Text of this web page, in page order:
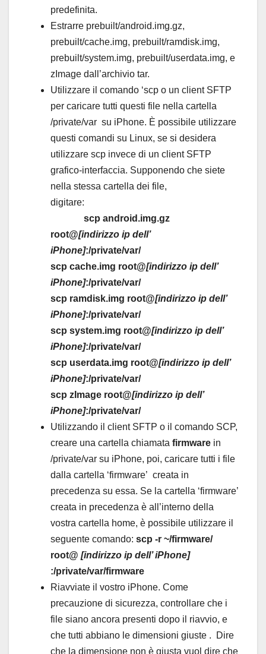
predefinita.
Estrarre prebuilt/android.img.gz,
prebuilt/cache.img, prebuilt/ramdisk.img,
prebuilt/system.img, prebuilt/userdata.img, e
zImage dall’archivio tar.
Utilizzare il comando ‘scp o un client SFTP
per caricare tutti questi file nella cartella
/private/var su iPhone. È possibile utilizzare
questi comandi su Linux, se si desidera
utilizzare scp invece di un client SFTP
grafico-interfaccia. Supponendo che siete
nella stessa cartella dei file,
digitare:
scp android.img.gz
root@[indirizzo ip dell’
iPhone]:/private/var/
scp cache.img root@[indirizzo ip dell’
iPhone]:/private/var/
scp ramdisk.img root@[indirizzo ip dell’
iPhone]:/private/var/
scp system.img root@[indirizzo ip dell’
iPhone]:/private/var/
scp userdata.img root@[indirizzo ip dell’
iPhone]:/private/var/
scp zImage root@[indirizzo ip dell’
iPhone]:/private/var/
Utilizzando il client SFTP o il comando SCP,
creare una cartella chiamata firmware in
/private/var su iPhone, poi, caricare tutti i file
dalla cartella ‘firmware’ creata in
precedenza su essa. Se la cartella ‘firmware’
creata in precedenza è all’interno della
vostra cartella home, è possibile utilizzare il
seguente comando: scp -r ~/firmware/
root@ [indirizzo ip dell’ iPhone]
:/private/var/firmware
Riavviate il vostro iPhone. Come
precauzione di sicurezza, controllare che i
file siano ancora presenti dopo il riavvio, e
che tutti abbiano le dimensioni giuste . Dire
che la dimensione non è giusta vuol dire che